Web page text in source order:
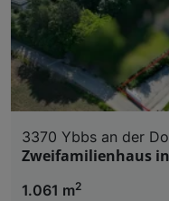
3370 Ybbs an der
Zweifamilienhaus
1.061 m2